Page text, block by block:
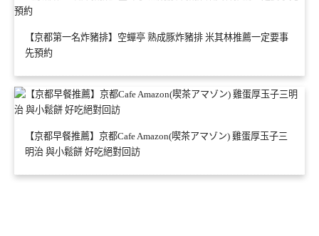
【京都第一名炸豬排】空蟬亭 熟成豚炸豬排 米其林推薦一定要事
先預約
【京都早餐推薦】京都Cafe Amazon(喫茶アマゾン) 雞蛋厚玉子三
明治 與小鬆餅 好吃絕對回訪